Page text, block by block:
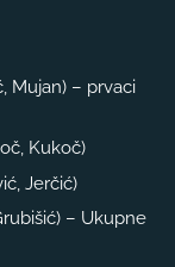
Mujan) – prvaci
Kukoč)
Jerčić)
– Ukupne